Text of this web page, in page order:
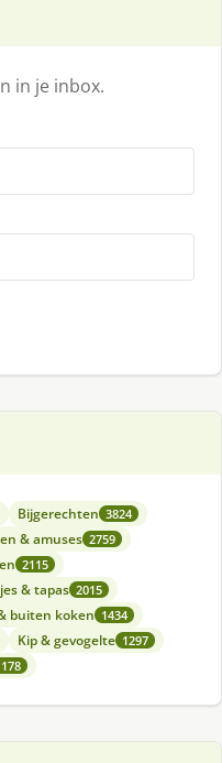
in je inbox.
Bijgerechten 3824
& amuses 2759
2115
& tapas 2015
buiten koken 1434
Kip & gevogelte 1297